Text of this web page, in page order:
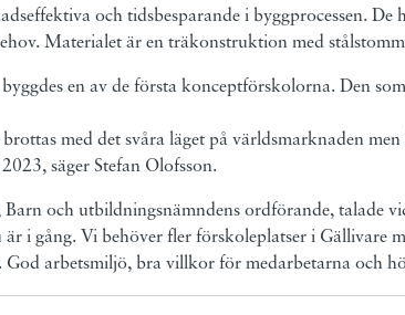
och tidsbesparande i byggprocessen.
Materialet är en träkonstruktion med
en av de första konceptförskolorna. Den
med det svåra läget på världsmarknaden
säger Stefan Olofsson.
Barn och utbildningsnämndens ordförande, talade
i gång. Vi behöver fler förskoleplatser i Gällivare
God arbetsmiljö, bra villkor för medarbetarna och